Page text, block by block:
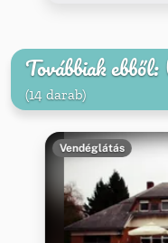
Továbbiak
(14 darab)
Vendéglátás